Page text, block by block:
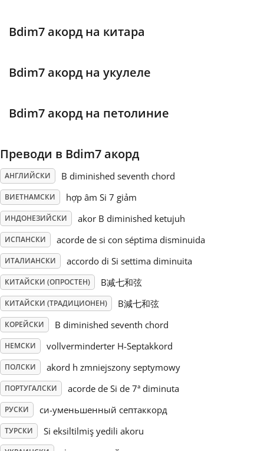
Português
Русский
Svenska
Tiếng Việt
Türkçe
简体中文
繁體中文
Bdim7 акорд на китара
Bdim7 акорд на укулеле
Bdim7 акорд на петолиние
Преводи в Bdim7 акорд
АНГЛИЙСКИ B diminished seventh chord
ВИЕТНАМСКИ hợp âm Si 7 giảm
ИНДОНЕЗИЙСКИ akor B diminished ketujuh
ИСПАНСКИ acorde de si con séptima disminuida
ИТАЛИАНСКИ accordo di Si settima diminuita
КИТАЙСКИ (ОПРОСТЕН) B减七和弦
КИТАЙСКИ (ТРАДИЦИОНЕН) B減七和弦
КОРЕЙСКИ B diminished seventh chord
НЕМСКИ vollverminderter H-Septakkord
ПОЛСКИ akord h zmniejszony septymowy
ПОРТУГАЛСКИ acorde de Si de 7ª diminuta
РУСКИ си-уменьшенный септаккорд
ТУРСКИ Si eksiltilmiş yedili akoru